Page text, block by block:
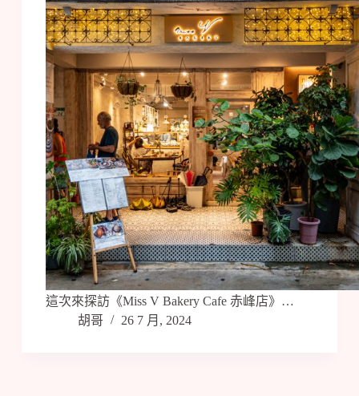
這次來探訪《Miss V Bakery Cafe 赤峰店》…
胡哥
26 7 月, 2024